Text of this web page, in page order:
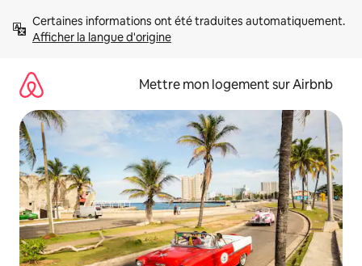
directement
Afficher la langue d'origine
Mettre mon logement sur Airbnb